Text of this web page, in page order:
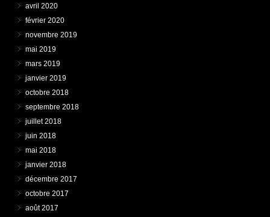
avril 2020
février 2020
novembre 2019
mai 2019
mars 2019
janvier 2019
octobre 2018
septembre 2018
juillet 2018
juin 2018
mai 2018
janvier 2018
décembre 2017
octobre 2017
août 2017